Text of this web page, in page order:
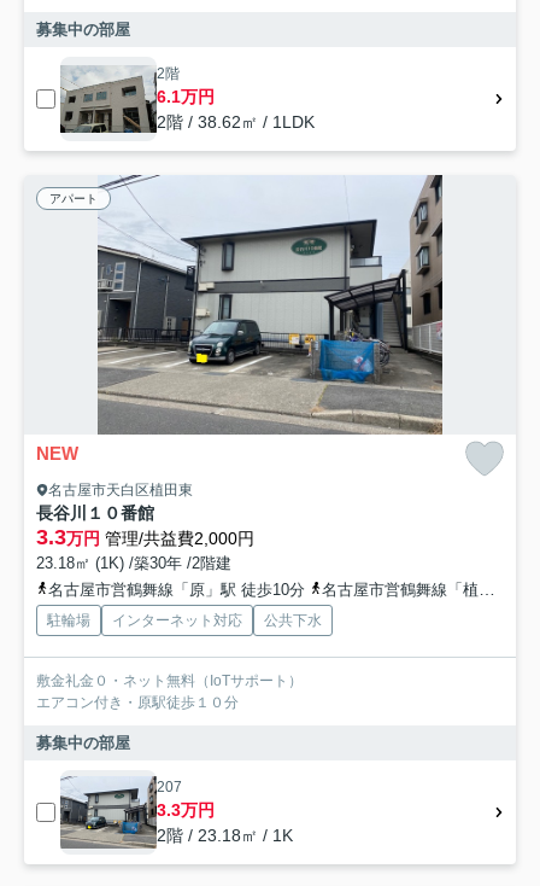
募集中の部屋
2階
6.1万円
2階 / 38.62㎡ / 1LDK
アパート
NEW
名古屋市天白区植田東
長谷川１０番館
3.3万円 管理/共益費2,000円
23.18㎡ (1K) /築30年 /2階建
名古屋市営鶴舞線「原」駅 徒歩10分
名古屋市営鶴舞線「植田」駅 徒歩14分
駐輪場 インターネット対応 公共下水
敷金礼金０・ネット無料（IoTサポート）
エアコン付き・原駅徒歩１０分
募集中の部屋
207
3.3万円
2階 / 23.18㎡ / 1K